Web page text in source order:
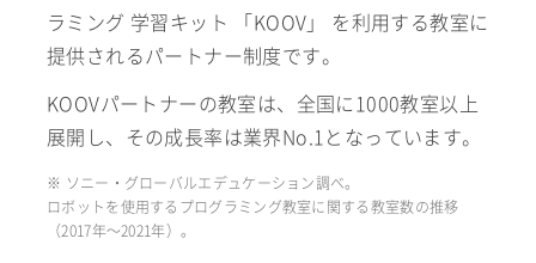
ラミング 学習キット 「KOOV」 を利用する教室に
提供されるパートナー制度です。
KOOVパートナーの教室は、全国に1000教室以上
展開し、その成長率は業界No.1となっています。
※ ソニー・グローバルエデュケーション調べ。
ロボットを使用するプログラミング教室に関する教室数の推移
（2017年〜2021年）。